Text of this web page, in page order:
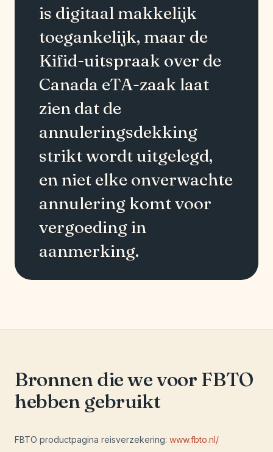
is digitaal makkelijk
toegankelijk, maar de
Kifid-uitspraak over de
Canada eTA-zaak laat
zien dat de
annuleringsdekking
strikt wordt uitgelegd,
en niet elke onverwachte
annulering komt voor
vergoeding in
aanmerking.
Bronnen die we voor FBTO
hebben gebruikt
FBTO productpagina reisverzekering: www.fbto.nl/